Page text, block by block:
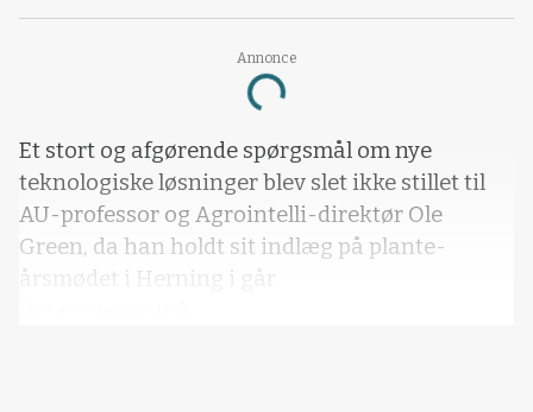
Annonce
Loading...
Et stort og afgørende spørgsmål om nye
teknologiske løsninger blev slet ikke stillet til
AU-professor og Agrointelli-direktør Ole
Green, da han holdt sit indlæg på plante-
årsmødet i Herning i går.